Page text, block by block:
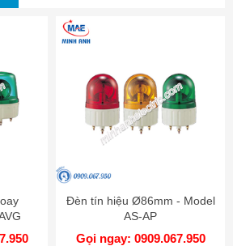
Đèn tín hiệu Ø86mm - Model
AS-AP
Gọi ngay: 0909.067.950